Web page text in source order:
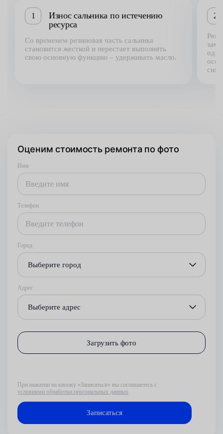
1
Износ сальника по истечению
ресурса
Со временем резиновая часть сальника
становится жесткой и перестает выполнять
свою основную функцию – удерживать масло.
2
Оценим стоимость ремонта по фото
Имя
Телефон
Город
Выберите город
Адрес
Выберите адрес
Загрузить фото
При нажатии на кнопку «Записаться» вы соглашаетесь с
условиями обработки персональных данных